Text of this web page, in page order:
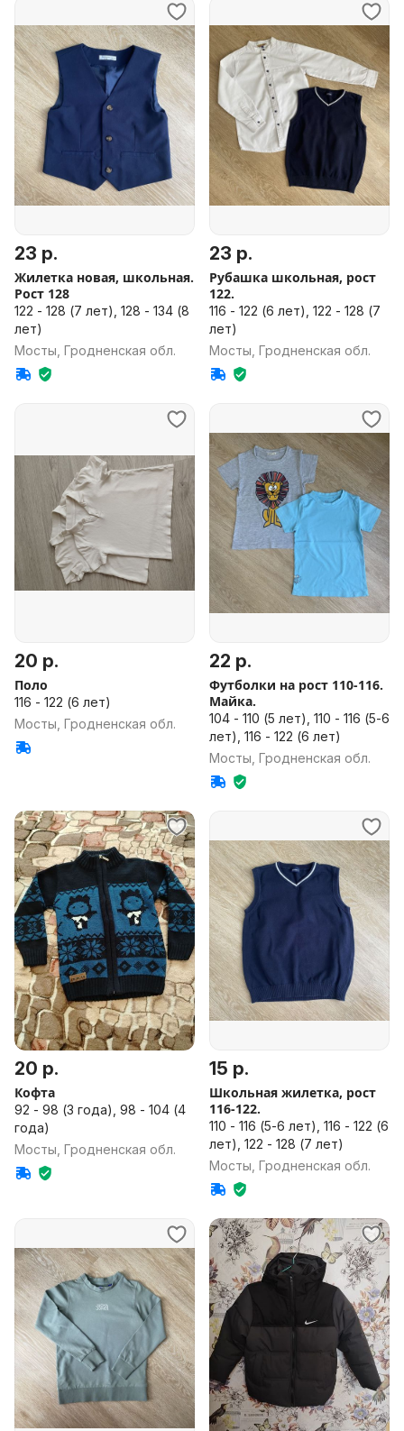
23 р.
Жилетка новая, школьная.
Рост 128
122 - 128 (7 лет), 128 - 134 (8
лет)
Мосты, Гродненская обл.
23 р.
Рубашка школьная, рост
122.
116 - 122 (6 лет), 122 - 128 (7
лет)
Мосты, Гродненская обл.
20 р.
Поло
116 - 122 (6 лет)
Мосты, Гродненская обл.
22 р.
Футболки на рост 110-116.
Майка.
104 - 110 (5 лет), 110 - 116 (5-6
лет), 116 - 122 (6 лет)
Мосты, Гродненская обл.
20 р.
Кофта
92 - 98 (3 года), 98 - 104 (4
года)
Мосты, Гродненская обл.
15 р.
Школьная жилетка, рост
116-122.
110 - 116 (5-6 лет), 116 - 122 (6
лет), 122 - 128 (7 лет)
Мосты, Гродненская обл.